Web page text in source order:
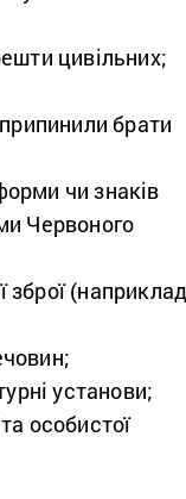
цивільних;
брати
чи знаків
Червоного
зброї
установи;
особистої